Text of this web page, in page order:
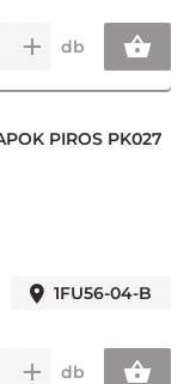
db
PIROS PK027
1FU56-04-B
db